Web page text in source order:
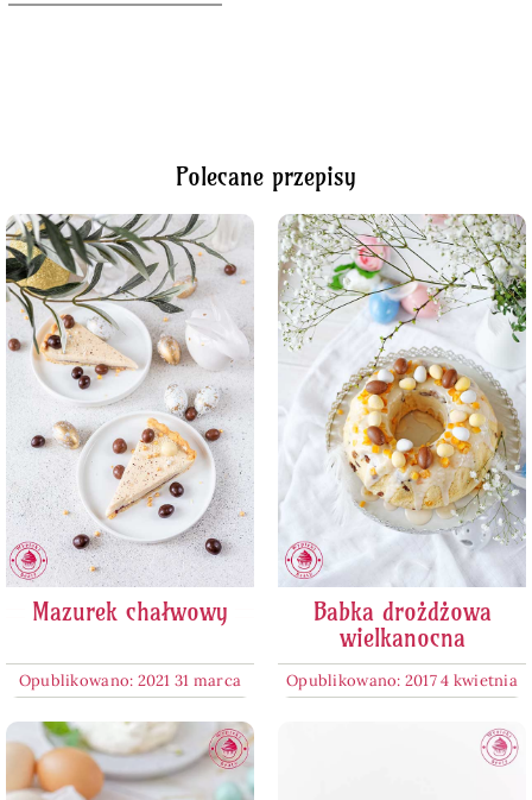
Polecane przepisy
Mazurek chałwowy
Opublikowano: 2021 31 marca
Babka drożdżowa
wielkanocna
Opublikowano: 2017 4 kwietnia